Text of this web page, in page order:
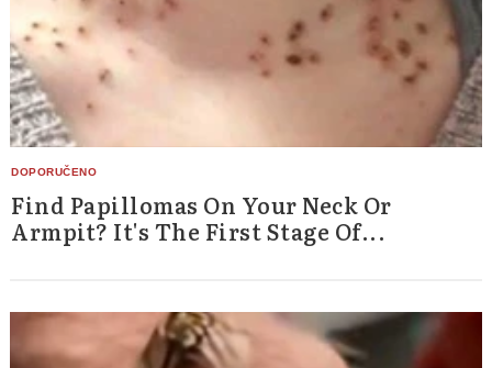
Find Papillomas On Your Neck Or
Armpit? It's The First Stage Of...